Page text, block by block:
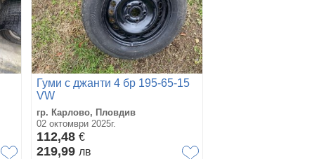
Гуми с джанти 4 бр 195-65-15
VW
гр. Карлово, Пловдив
02 октомври 2025г.
112,48 €
219,99 лв